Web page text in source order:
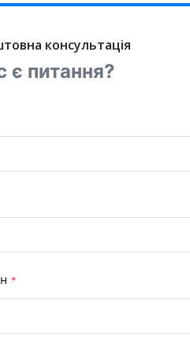
консультація
є питання?
*